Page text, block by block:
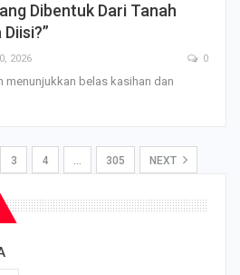
Dibentuk Dari Tanah
2026 0
menunjukkan belas kasihan dan
3 4 … 305 NEXT